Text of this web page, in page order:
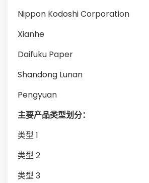
Nippon Kodoshi Corporation
Xianhe
Daifuku Paper
Shandong Lunan
Pengyuan
主要产品类型划分：
类型 1
类型 2
类型 3